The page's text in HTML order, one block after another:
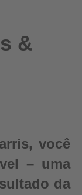
&
você
– uma
da